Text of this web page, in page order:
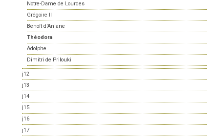
Notre-Dame de Lourdes
Grégoire II
Benoît d'Aniane
Théodora
Adolphe
Dimitri de Prilouki
j12
j13
j14
j15
j16
j17